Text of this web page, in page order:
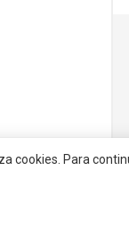
cookies. Para